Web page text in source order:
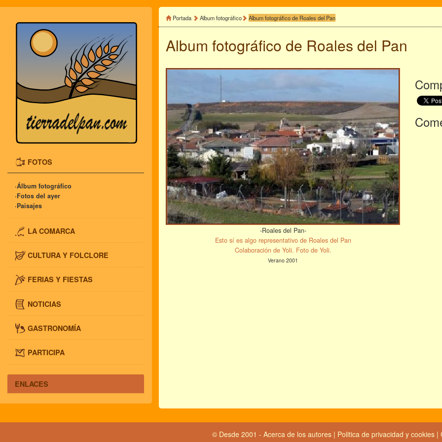
FOTOS
·Álbum fotográfico
·Fotos del ayer
·Paisajes
LA COMARCA
CULTURA Y FOLCLORE
FERIAS Y FIESTAS
NOTICIAS
GASTRONOMÍA
PARTICIPA
ENLACES
Portada Album fotográfico Album fotográfico de Roales del Pan
Album fotográfico de Roales del Pan
-Roales del Pan-
Esto sí es algo representativo de Roales del Pan
Colaboración de Yoli. Foto de Yoli.
Verano 2001
© Desde 2001 - Acerca de los autores| Politica de privacidad y cookies |